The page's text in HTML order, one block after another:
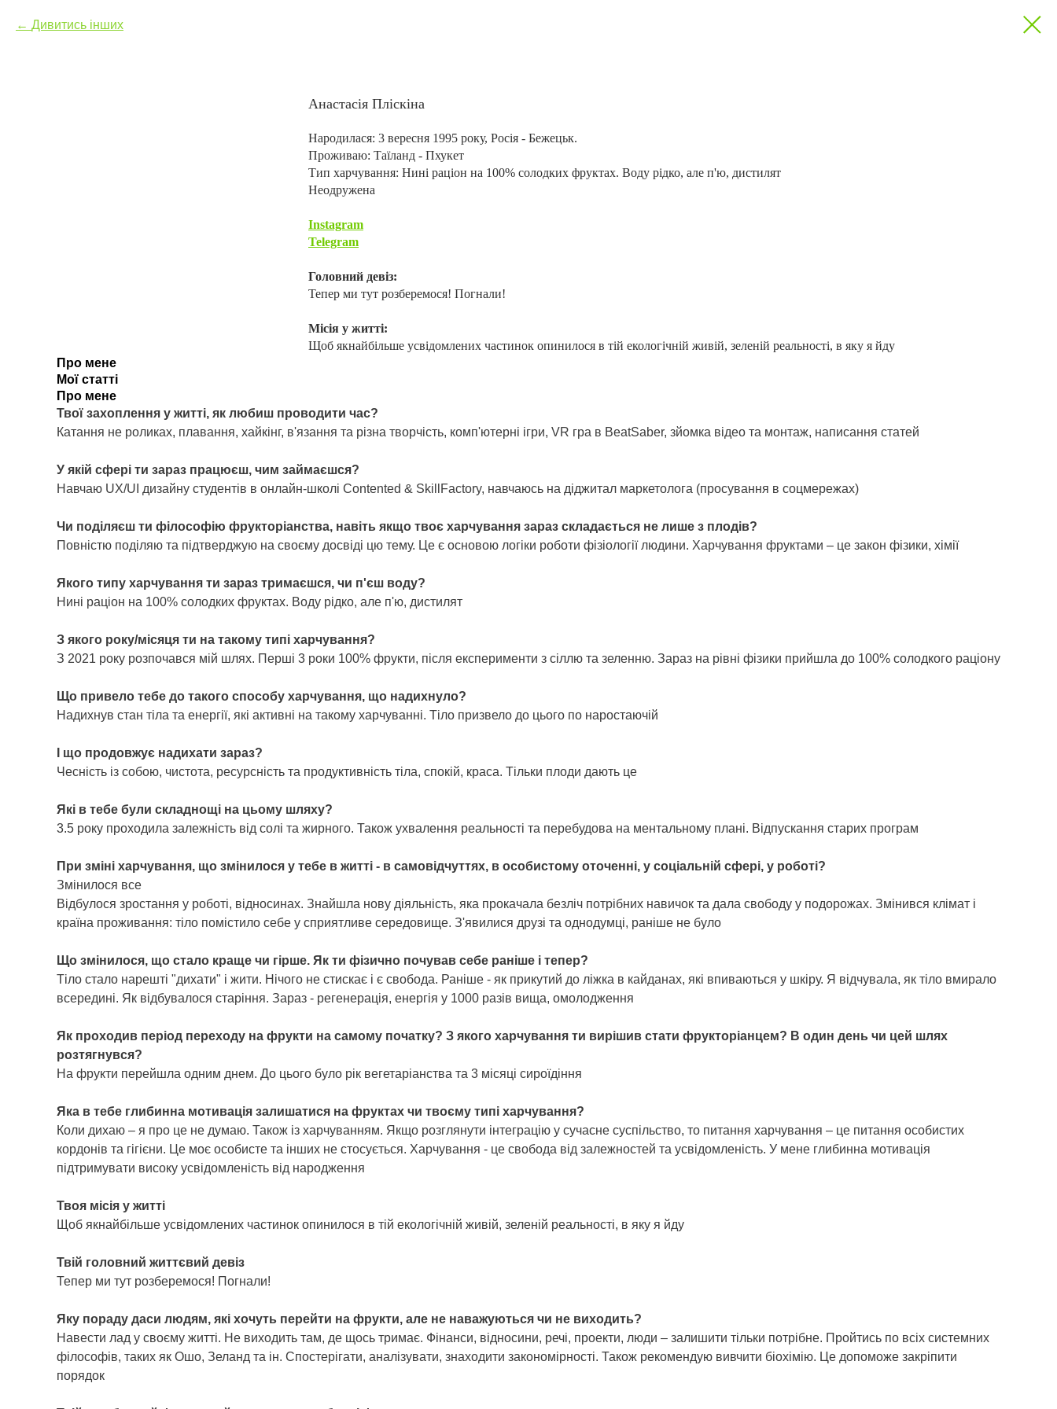
Дивитись інших
Анастасія Пліскіна
Народилася: 3 вересня 1995 року, Росія - Бежецьк.
Проживаю: Таїланд - Пхукет
Тип харчування: Нині раціон на 100% солодких фруктах. Воду рідко, але п'ю, дистилят
Неодружена
Instagram
Telegram
Головний девіз:
Тепер ми тут розберемося! Погнали!
Місія у житті:
Щоб якнайбільше усвідомлених частинок опинилося в тій екологічній живій, зеленій реальності, в яку я йду
Про мене
Мої статті
Про мене
Твої захоплення у житті, як любиш проводити час?
Катання не роликах, плавання, хайкінг, в'язання та різна творчість, комп'ютерні ігри, VR гра в BeatSaber, зйомка відео та монтаж, написання статей
У якій сфері ти зараз працюєш, чим займаєшся?
Навчаю UX/UI дизайну студентів в онлайн-школі Contented & SkillFactory, навчаюсь на діджитал маркетолога (просування в соцмережах)
Чи поділяєш ти філософію фрукторіанства, навіть якщо твоє харчування зараз складається не лише з плодів?
Повністю поділяю та підтверджую на своєму досвіді цю тему. Це є основою логіки роботи фізіології людини. Харчування фруктами – це закон фізики, хімії
Якого типу харчування ти зараз тримаєшся, чи п'єш воду?
Нині раціон на 100% солодких фруктах. Воду рідко, але п'ю, дистилят
З якого року/місяця ти на такому типі харчування?
З 2021 року розпочався мій шлях. Перші 3 роки 100% фрукти, після експерименти з сіллю та зеленню. Зараз на рівні фізики прийшла до 100% солодкого раціону
Що привело тебе до такого способу харчування, що надихнуло?
Надихнув стан тіла та енергії, які активні на такому харчуванні. Тіло призвело до цього по наростаючій
І що продовжує надихати зараз?
Чесність із собою, чистота, ресурсність та продуктивність тіла, спокій, краса. Тільки плоди дають це
Які в тебе були складнощі на цьому шляху?
3.5 року проходила залежність від солі та жирного. Також ухвалення реальності та перебудова на ментальному плані. Відпускання старих програм
При зміні харчування, що змінилося у тебе в житті - в самовідчуттях, в особистому оточенні, у соціальній сфері, у роботі?
Змінилося все
Відбулося зростання у роботі, відносинах. Знайшла нову діяльність, яка прокачала безліч потрібних навичок та дала свободу у подорожах. Змінився клімат і
країна проживання: тіло помістило себе у сприятливе середовище. З'явилися друзі та однодумці, раніше не було
Що змінилося, що стало краще чи гірше. Як ти фізично почував себе раніше і тепер?
Тіло стало нарешті "дихати" і жити. Нічого не стискає і є свобода. Раніше - як прикутий до ліжка в кайданах, які впиваються у шкіру. Я відчувала, як тіло вмирало
всередині. Як відбувалося старіння. Зараз - регенерація, енергія у 1000 разів вища, омолодження
Як проходив період переходу на фрукти на самому початку? З якого харчування ти вирішив стати фрукторіанцем? В один день чи цей шлях
розтягнувся?
На фрукти перейшла одним днем. До цього було рік вегетаріанства та 3 місяці сироїдіння
Яка в тебе глибинна мотивація залишатися на фруктах чи твоєму типі харчування?
Коли дихаю – я про це не думаю. Також із харчуванням. Якщо розглянути інтеграцію у сучасне суспільство, то питання харчування – це питання особистих
кордонів та гігієни. Це моє особисте та інших не стосується. Харчування - це свобода від залежностей та усвідомленість. У мене глибинна мотивація
підтримувати високу усвідомленість від народження
Твоя місія у житті
Щоб якнайбільше усвідомлених частинок опинилося в тій екологічній живій, зеленій реальності, в яку я йду
Твій головний життєвий девіз
Тепер ми тут розберемося! Погнали!
Яку пораду даси людям, які хочуть перейти на фрукти, але не наважуються чи не виходить?
Навести лад у своєму житті. Не виходить там, де щось тримає. Фінанси, відносини, речі, проекти, люди – залишити тільки потрібне. Пройтись по всіх системних
філософів, таких як Ошо, Зеланд та ін. Спостерігати, аналізувати, знаходити закономірності. Також рекомендую вивчити біохімію. Це допоможе закріпити
порядок